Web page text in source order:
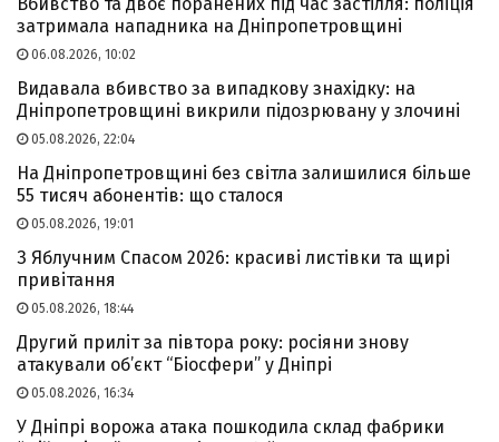
затримала нападника на Дніпропетровщині
06.08.2026, 10:02
Видавала вбивство за випадкову знахідку: на
Дніпропетровщині викрили підозрювану у злочині
05.08.2026, 22:04
На Дніпропетровщині без світла залишилися більше
55 тисяч абонентів: що сталося
05.08.2026, 19:01
З Яблучним Спасом 2026: красиві листівки та щирі
привітання
05.08.2026, 18:44
Другий приліт за півтора року: росіяни знову
атакували об’єкт “Біосфери” у Дніпрі
05.08.2026, 16:34
У Дніпрі ворожа атака пошкодила склад фабрики